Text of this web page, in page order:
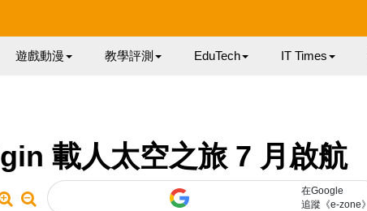
遊戲動漫 教學評測 EduTech IT Times
載人太空之旅 7 月啟航
在Google
追蹤《e-zone》